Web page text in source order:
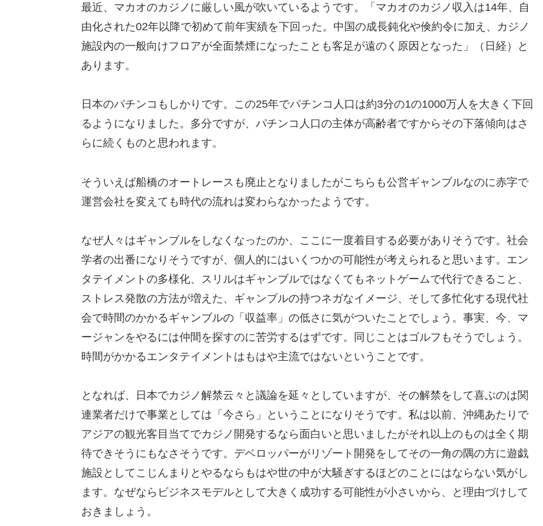
最近、マカオのカジノに厳しい風が吹いているようです。「マカオのカジノ収入は14年、自
由化された02年以降で初めて前年実績を下回った。中国の成長鈍化や倹約令に加え、カジノ
施設内の一般向けフロアが全面禁煙になったことも客足が遠のく原因となった」（日経）と
あります。
日本のパチンコもしかりです。この25年でパチンコ人口は約3分の1の1000万人を大きく下回
るようになりました。多分ですが、パチンコ人口の主体が高齢者ですからその下落傾向はさ
らに続くものと思われます。
そういえば船橋のオートレースも廃止となりましたがこちらも公営ギャンブルなのに赤字で
運営会社を変えても時代の流れは変わらなかったようです。
なぜ人々はギャンブルをしなくなったのか、ここに一度着目する必要がありそうです。社会
学者の出番になりそうですが、個人的にはいくつかの可能性が考えられると思います。エン
タテイメントの多様化、スリルはギャンブルではなくてもネットゲームで代行できること、
ストレス発散の方法が増えた、ギャンブルの持つネガなイメージ、そして多忙化する現代社
会で時間のかかるギャンブルの「収益率」の低さに気がついたことでしょう。事実、今、マ
ージャンをやるには仲間を探すのに苦労するはずです。同じことはゴルフもそうでしょう。
時間がかかるエンタテイメントはもはや主流ではないということです。
となれば、日本でカジノ解禁云々と議論を延々としていますが、その解禁をして喜ぶのは関
連業者だけで事業としては「今さら」ということになりそうです。私は以前、沖縄あたりで
アジアの観光客目当てでカジノ開発するなら面白いと思いましたがそれ以上のものは全く期
待できそうにもなさそうです。デベロッパーがリゾート開発をしてその一角の隅の方に遊戯
施設としてこじんまりとやるならもはや世の中が大騒ぎするほどのことにはならない気がし
ます。なぜならビジネスモデルとして大きく成功する可能性が小さいから、と理由づけして
おきましょう。